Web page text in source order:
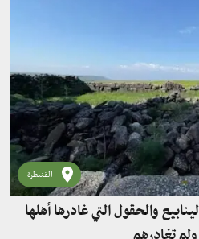
القنيطرة
والحقول التي غادرها أهلها